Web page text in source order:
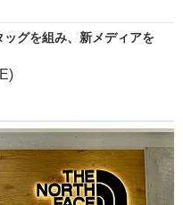
グを組み、新メディアを